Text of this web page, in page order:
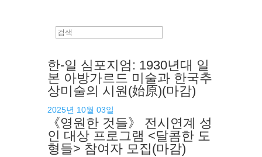
한-일 심포지엄: 1930년대 일
본 아방가르드 미술과 한국추
상미술의 시원(始原)(마감)
2025년 10월 03일
《영원한 것들》 전시연계 성
인 대상 프로그램 <달콤한 도
형들> 참여자 모집(마감)